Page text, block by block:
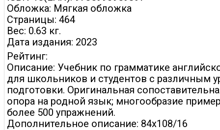
Обложка: Мягкая обложка
Страницы: 464
Вес: 0.63 кг.
Дата издания: 2023
Рейтинг:
Описание: Учебник по грамматике
для школьников и студентов с различным
подготовки. Оригинальная
опора на родной язык; многообразие
более 500 упражнений.
Дополнительное описание: 84x108/16